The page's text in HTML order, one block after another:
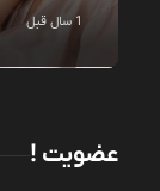
1 سال قبل
عضویت !